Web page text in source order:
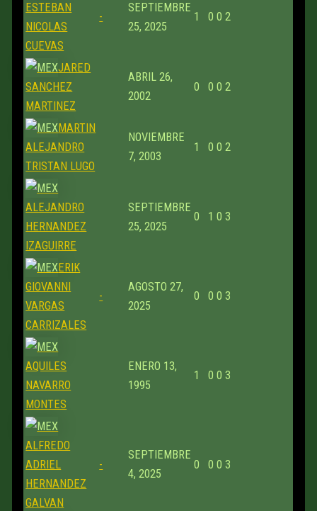
ESTEBAN
NICOLAS
CUEVAS
-
SEPTIEMBRE
25, 2025
1 0 0 2
JARED
SANCHEZ
MARTINEZ
ABRIL 26,
2002
0 0 0 2
MARTIN
ALEJANDRO
TRISTAN LUGO
NOVIEMBRE
7, 2003
1 0 0 2
ALEJANDRO
HERNANDEZ
IZAGUIRRE
SEPTIEMBRE
25, 2025
0 1 0 3
ERIK
GIOVANNI
VARGAS
CARRIZALES
-
AGOSTO 27,
2025
0 0 0 3
AQUILES
NAVARRO
MONTES
ENERO 13,
1995
1 0 0 3
ALFREDO
ADRIEL
HERNANDEZ
GALVAN
-
SEPTIEMBRE
4, 2025
0 0 0 3